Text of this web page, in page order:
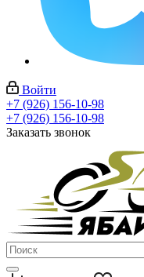
Войти
+7 (926) 156-10-98
+7 (926) 156-10-98
Заказать звонок